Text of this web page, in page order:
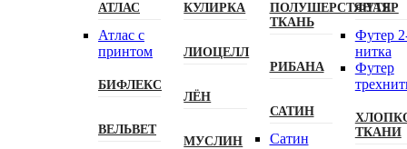
АТЛАС
Атлас с
принтом
БИФЛЕКС
ВЕЛЬВЕТ
КУЛИРКА
ЛИОЦЕЛЛ
ЛЁН
МУСЛИН
ПОЛУШЕРСТЯНАЯ
ТКАНЬ
РИБАНА
САТИН
Сатин
ФУТЕР
Футер
нитка
Футер
ТКАНИ